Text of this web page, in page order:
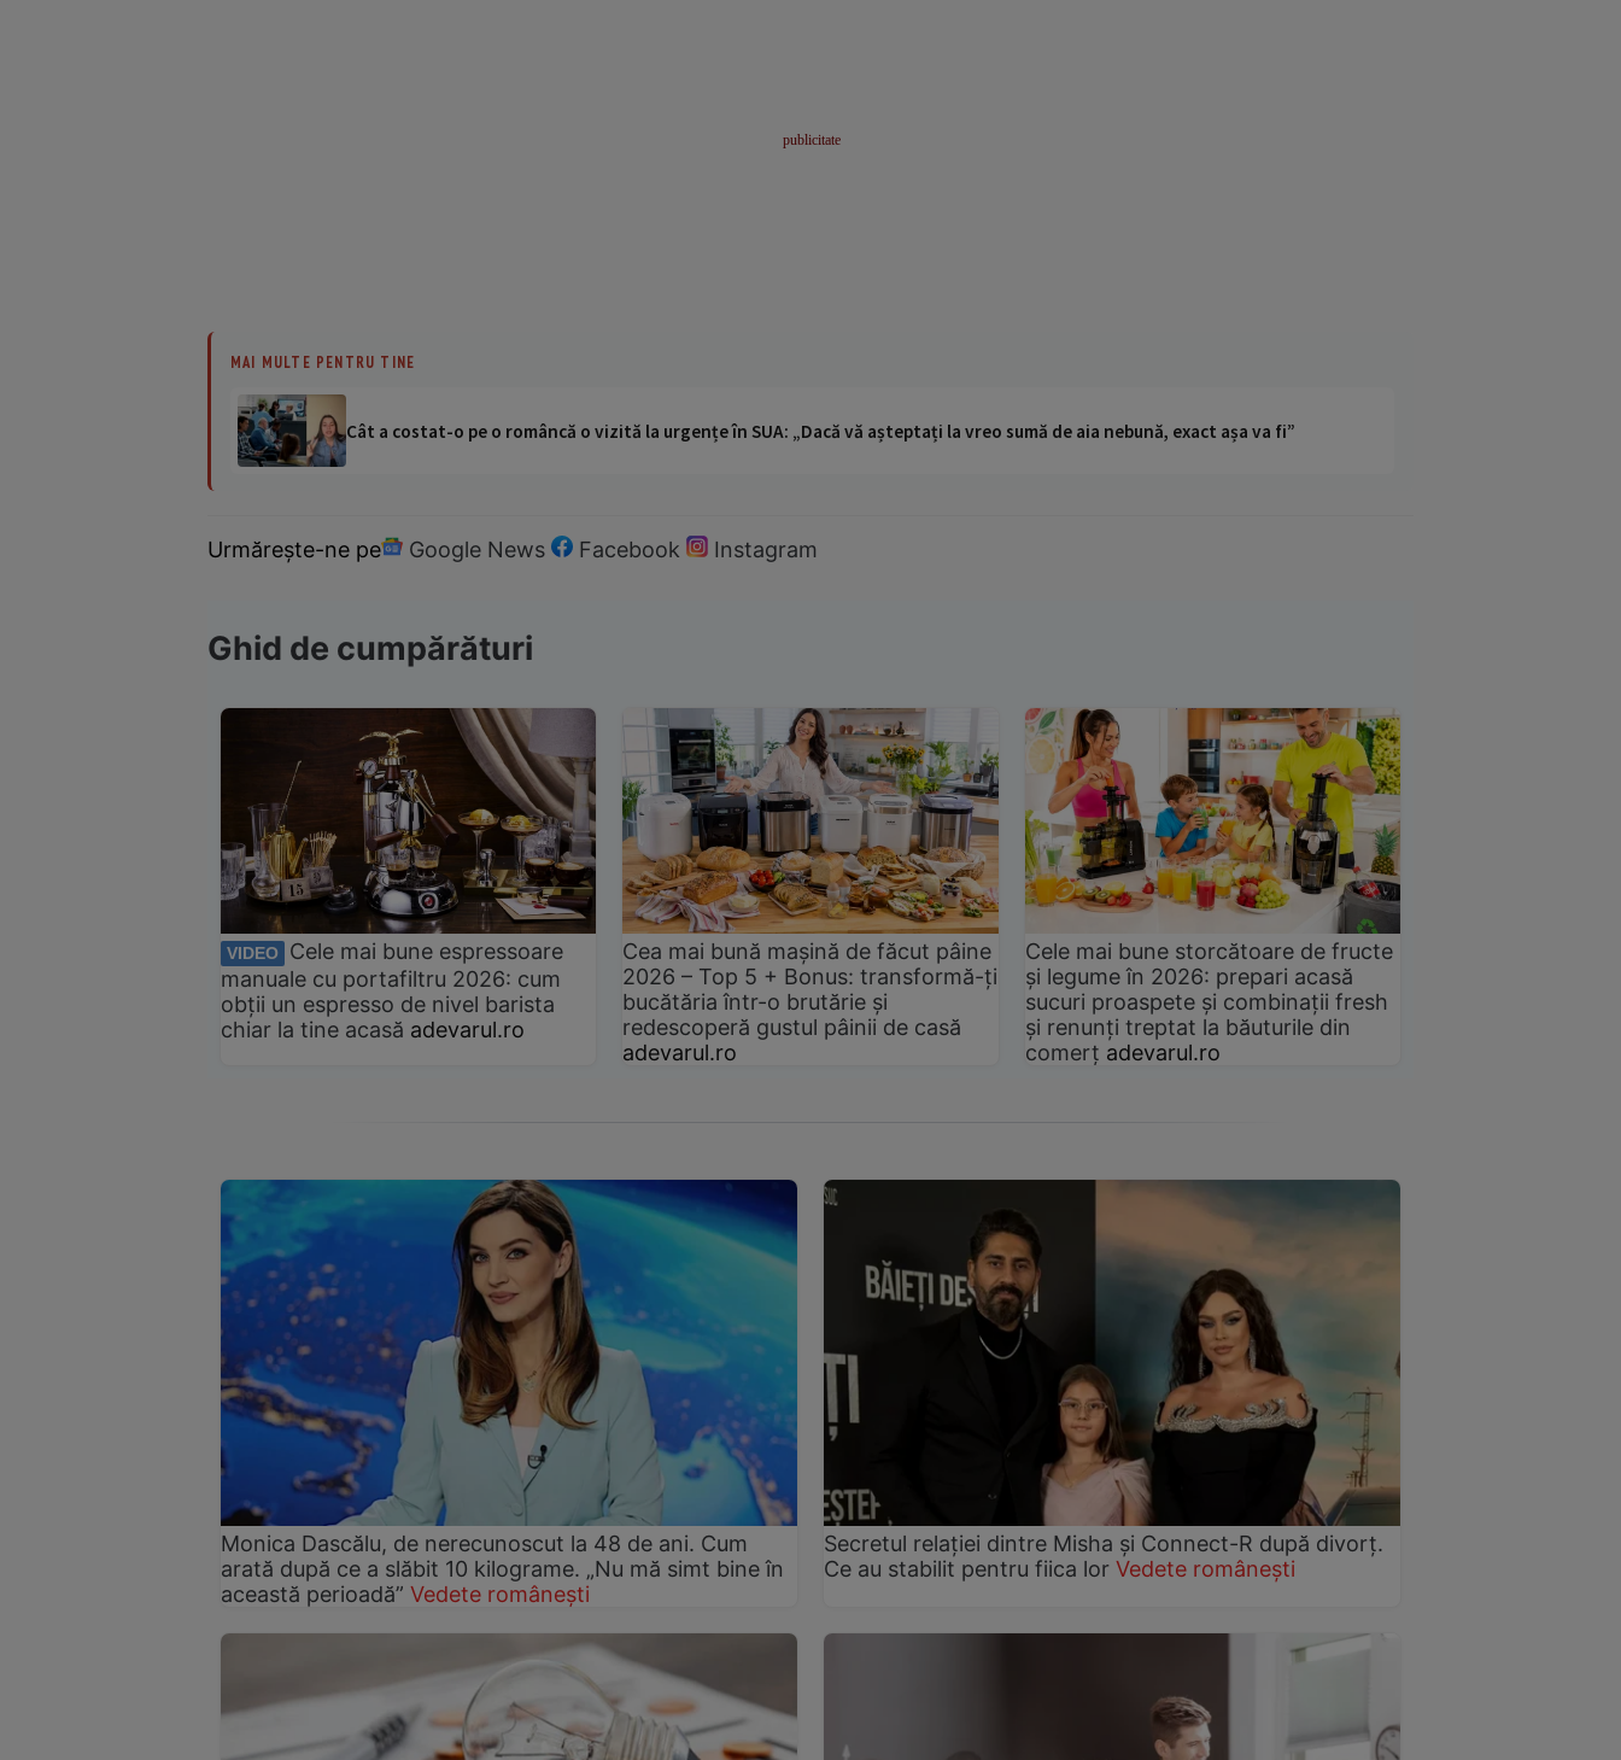
MAI MULTE PENTRU TINE
Cât a costat-o pe o româncă o vizită la urgențe în SUA: „Dacă vă așteptați la vreo sumă de aia nebună, exact așa va fi”
Urmărește-ne pe Google News Facebook Instagram
Ghid de cumpărături
VIDEO
Cele mai bune espressoare
manuale cu portafiltru 2026: cum
obții un espresso de nivel barista
chiar la tine acasă adevarul.ro
Cea mai bună mașină de făcut pâine
2026 – Top 5 + Bonus: transformă-ți
bucătăria într-o brutărie și
redescoperă gustul pâinii de casă
adevarul.ro
Cele mai bune storcătoare de fructe
și legume în 2026: prepari acasă
sucuri proaspete și combinații fresh
și renunți treptat la băuturile din
comerț adevarul.ro
Monica Dascălu, de nerecunoscut la 48 de ani. Cum
arată după ce a slăbit 10 kilograme. „Nu mă simt bine în
această perioadă” Vedete românești
Secretul relației dintre Misha și Connect-R după divorț.
Ce au stabilit pentru fiica lor Vedete românești